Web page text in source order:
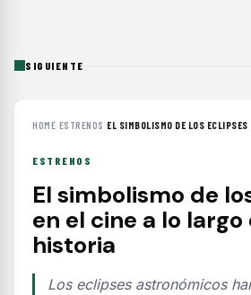
SIGUIENTE
HOME›ESTRENOS ›EL SIMBOLISMO DE LOS
ESTRENOS
El simbolismo de
en el cine a lo largo
historia
Los eclipses astronómicos